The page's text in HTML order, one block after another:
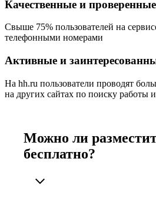
Качественные и
Свыше 75% пользователей на
телефонными номерами
Активные и
На hh.ru пользователи проводят
на других сайтах по поиску работы
Можно ли
бесплатно?